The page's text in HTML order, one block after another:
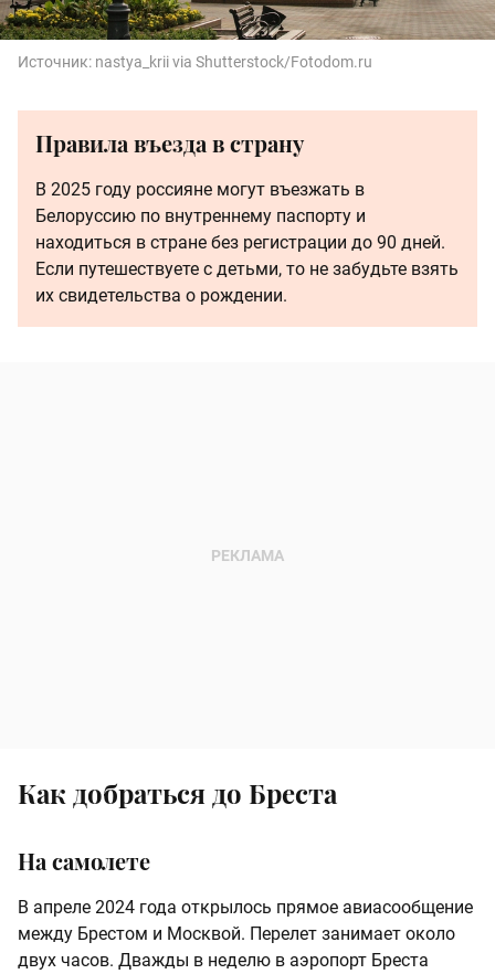
Источник: nastya_krii via Shutterstock/Fotodom.ru
Правила въезда в страну
В 2025 году россияне могут въезжать в
Белоруссию по внутреннему паспорту и
находиться в стране без регистрации до 90 дней.
Если путешествуете с детьми, то не забудьте взять
их свидетельства о рождении.
Как добраться до Бреста
На самолете
В апреле 2024 года открылось прямое авиасообщение
между Брестом и Москвой. Перелет занимает около
двух часов. Дважды в неделю в аэропорт Бреста